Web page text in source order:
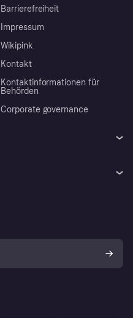
Barrierefreiheit
Impressum
Wikipink
Kontakt
Kontaktinformationen für
Behörden
Corporate governance
Dein Widerrufsrecht